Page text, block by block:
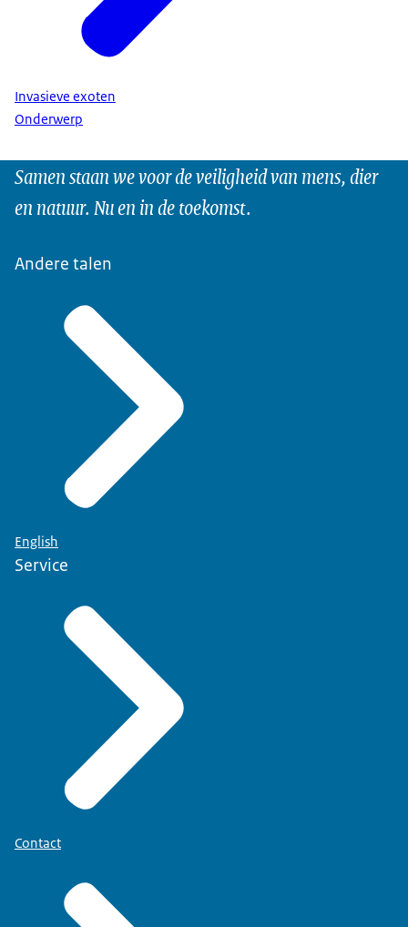
Invasieve exoten
Onderwerp
Samen staan we voor de veiligheid van mens, dier
en natuur. Nu en in de toekomst.
Andere talen
English
Service
Contact